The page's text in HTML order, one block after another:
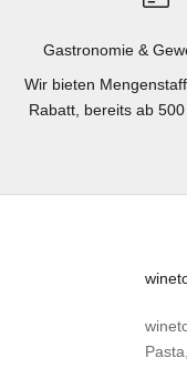
Gastronomie &
Wir bieten
Rabatt, bereits ab 500